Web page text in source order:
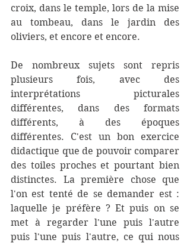
croix, dans le temple, lors de la mise
au tombeau, dans le jardin des
oliviers, et encore et encore.
De nombreux sujets sont repris
plusieurs fois, avec des
interprétations picturales
différentes, dans des formats
différents, à des époques
différentes. C'est un bon exercice
didactique que de pouvoir comparer
des toiles proches et pourtant bien
distinctes. La première chose que
l'on est tenté de se demander est :
laquelle je préfère ? Et puis on se
met à regarder l'une puis l'autre
puis l'une puis l'autre, ce qui nous